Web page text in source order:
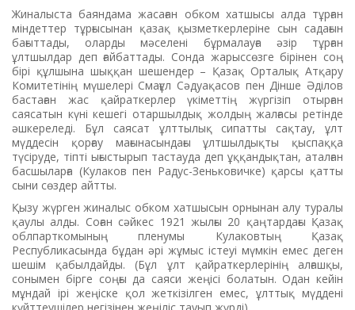
Жиналыста баяндама жасаған обком хатшысы алда тұрған
міндеттер тұрғысынан қазақ қызметкерлеріне сын садағын
бағыттады, оларды мәселені бұрмалауға әзір тұрған
ұлтшылдар деп ғайбаттады. Сонда жарыссөзге бірінен соң
бірі құлшына шыққан шешендер – Қазақ Орталық Атқару
Комитетінің мүшелері Смағұл Сәдуақасов пен Дінше Әділов
бастаған жас қайраткерлер үкіметтің жүргізіп отырған
саясатын күні кешегі отаршылдық жолдың жалғасы ретінде
әшкереледі. Бұл саясат ұлттылық сипатты сақтау, ұлт
мүддесін қорғау мағынасындағы ұлтшылдықты қыспаққа
түсіруде, тіпті ығыстырып тастауда деп ұққандықтан, аталған
басшыларға (Кулаков пен Радус-Зеньковичке) қарсы қатты
сыни сөздер айтты.
Қызу жүрген жиналыс обком хатшысын орнынан алу туралы
қаулы алды. Соған сәйкес 1921 жылғы 20 қаңтардағы Қазақ
облпарткомының пленумы Кулаковтың Қазақ
Республикасында бұдан әрі жұмыс істеуі мүмкін емес деген
шешім қабылдайды. (Бұл ұлт қайраткерлерінің алғашқы,
сонымен бірге соңғы да саяси жеңісі болатын. Одан кейін
мұндай ірі жеңіске қол жеткізілген емес, ұлттық мүддені
күйттеушілер негізінен жеңіліс тауып жүрді).